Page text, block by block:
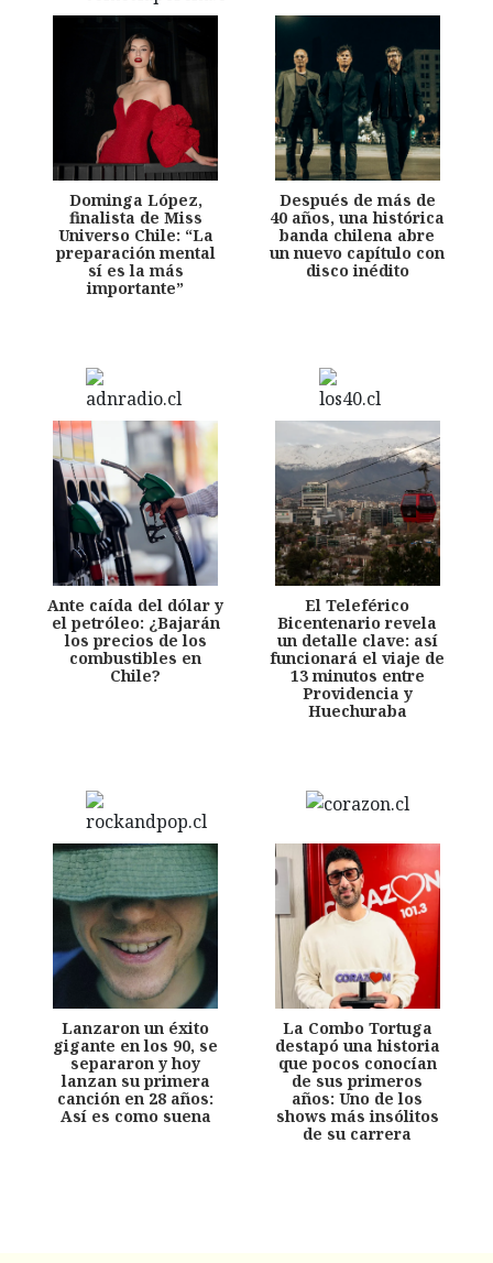
Dominga López,
finalista de Miss
Universo Chile: “La
preparación mental
sí es la más
importante”
Después de más de
40 años, una histórica
banda chilena abre
un nuevo capítulo con
disco inédito
Ante caída del dólar y
el petróleo: ¿Bajarán
los precios de los
combustibles en
Chile?
El Teleférico
Bicentenario revela
un detalle clave: así
funcionará el viaje de
13 minutos entre
Providencia y
Huechuraba
Lanzaron un éxito
gigante en los 90, se
separaron y hoy
lanzan su primera
canción en 28 años:
Así es como suena
La Combo Tortuga
destapó una historia
que pocos conocían
de sus primeros
años: Uno de los
shows más insólitos
de su carrera